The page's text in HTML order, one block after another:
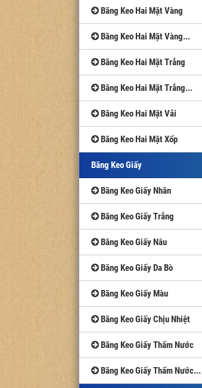
Băng Keo Hai Mặt Vàng
Băng Keo Hai Mặt Vàng...
Băng Keo Hai Mặt Trắng
Băng Keo Hai Mặt Trắng...
Băng Keo Hai Mặt Vải
Băng Keo Hai Mặt Xốp
Băng Keo Giấy
Băng Keo Giấy Nhăn
Băng Keo Giấy Trắng
Băng Keo Giấy Nâu
Băng Keo Giấy Da Bò
Băng Keo Giấy Màu
Băng Keo Giấy Chịu Nhiệt
Băng Keo Giấy Thấm Nước
Băng Keo Giấy Thấm Nước...